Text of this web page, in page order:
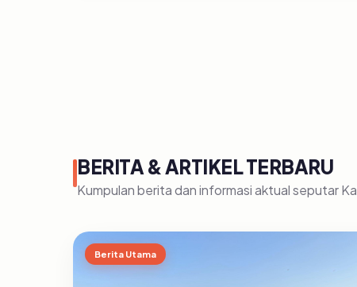
BERITA & ARTIKEL TERBARU
Kumpulan berita dan informasi aktual seputar
Berita Utama